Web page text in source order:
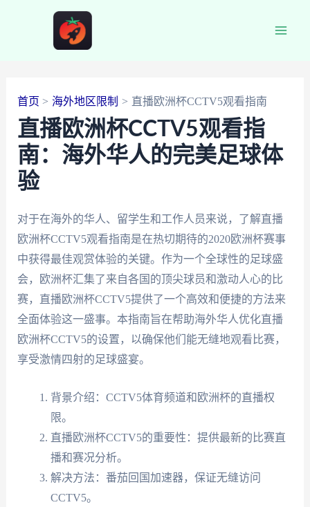
首页 海外地区限制 直播欧洲杯CCTV5观看指南
直播欧洲杯CCTV5观看指
南：海外华人的完美足球体
验
对于在海外的华人、留学生和工作人员来说，了解直播
欧洲杯CCTV5观看指南是在热切期待的2020欧洲杯赛事
中获得最佳观赏体验的关键。作为一个全球性的足球盛
会，欧洲杯汇集了来自各国的顶尖球员和激动人心的比
赛，直播欧洲杯CCTV5提供了一个高效和便捷的方法来
全面体验这一盛事。本指南旨在帮助海外华人优化直播
欧洲杯CCTV5的设置，以确保他们能无缝地观看比赛，
享受激情四射的足球盛宴。
背景介绍：CCTV5体育频道和欧洲杯的直播权
限。
直播欧洲杯CCTV5的重要性：提供最新的比赛直
播和赛况分析。
解决方法：番茄回国加速器，保证无缝访问
CCTV5。